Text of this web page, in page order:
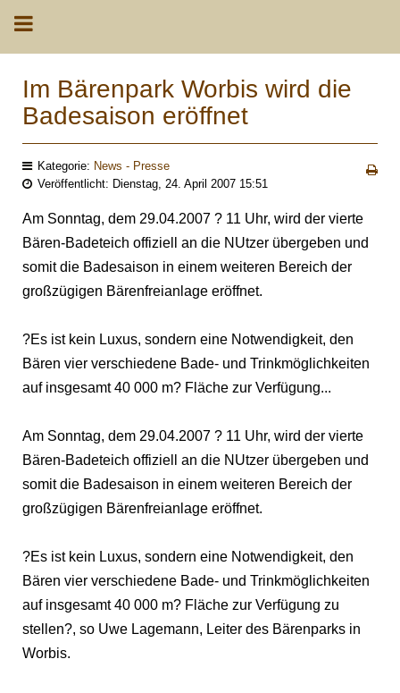
Im Bärenpark Worbis wird die
Badesaison eröffnet
Kategorie: News - Presse
Veröffentlicht: Dienstag, 24. April 2007 15:51
Am Sonntag, dem 29.04.2007 ? 11 Uhr, wird der vierte
Bären-Badeteich offiziell an die NUtzer übergeben und
somit die Badesaison in einem weiteren Bereich der
großzügigen Bärenfreianlage eröffnet.
?Es ist kein Luxus, sondern eine Notwendigkeit, den
Bären vier verschiedene Bade- und Trinkmöglichkeiten
auf insgesamt 40 000 m? Fläche zur Verfügung...
Am Sonntag, dem 29.04.2007 ? 11 Uhr, wird der vierte
Bären-Badeteich offiziell an die NUtzer übergeben und
somit die Badesaison in einem weiteren Bereich der
großzügigen Bärenfreianlage eröffnet.
?Es ist kein Luxus, sondern eine Notwendigkeit, den
Bären vier verschiedene Bade- und Trinkmöglichkeiten
auf insgesamt 40 000 m? Fläche zur Verfügung zu
stellen?, so Uwe Lagemann, Leiter des Bärenparks in
Worbis.